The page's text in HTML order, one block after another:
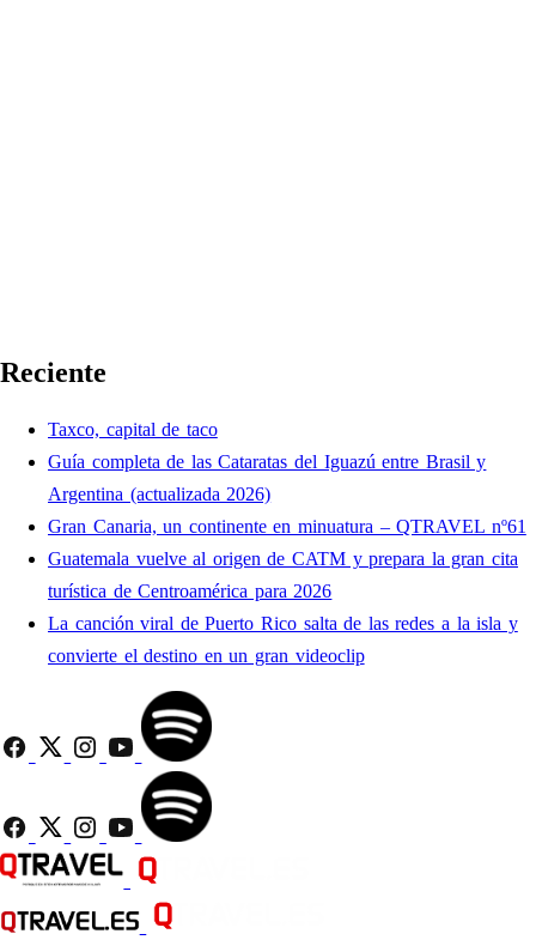
Reciente
Taxco, capital de taco
Guía completa de las Cataratas del Iguazú entre Brasil y
Argentina (actualizada 2026)
Gran Canaria, un continente en minuatura – QTRAVEL nº61
Guatemala vuelve al origen de CATM y prepara la gran cita
turística de Centroamérica para 2026
La canción viral de Puerto Rico salta de las redes a la isla y
convierte el destino en un gran videoclip